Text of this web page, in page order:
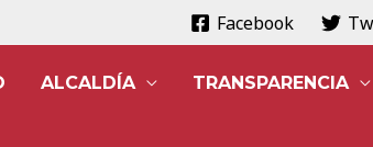
Facebook
ALCALDÍA TRANSPARENCIA